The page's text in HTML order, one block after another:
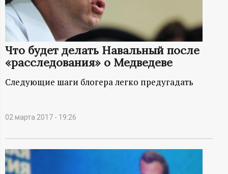
А
Й
Д
А
Н
-
и
Что будет делать Навальный после
«расследования» о Медведеве
Cледующие шаги блогера легко предугадать
02 марта 2017 - 19:26